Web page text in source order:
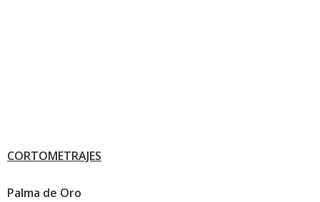
CORTOMETRAJES
Palma de Oro